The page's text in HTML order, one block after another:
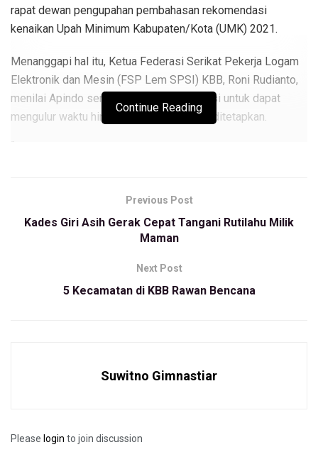
rapat dewan pengupahan pembahasan rekomendasi
kenaikan Upah Minimum Kabupaten/Kota (UMK) 2021.
Menanggapi hal itu, Ketua Federasi Serikat Pekerja Logam
Elektronik dan Mesin (FSP Lem SPSI) KBB, Roni Rudianto,
menilai Apindo sengaja permainkan situasi untuk dapat
mengulur waktu hingga batas akhir harus ditetapkan.
alasan lagi dewan pengupahan untuk menunda rekomendasi
sampai rapat pleno digelar. Hal tersebut dilakukan supaya
menekankan kepada ketua DPK (Iing Solihin) untuk
Continue Reading
Previous Post
Kades Giri Asih Gerak Cepat Tangani Rutilahu Milik
Maman
Next Post
5 Kecamatan di KBB Rawan Bencana
Suwitno Gimnastiar
Please login to join discussion